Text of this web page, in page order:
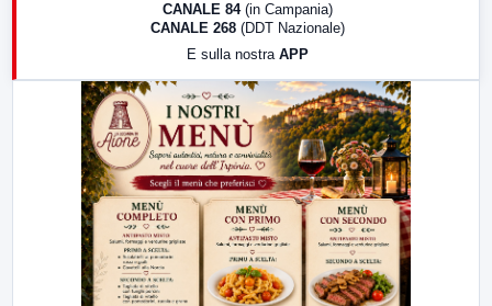
LabNews (replica)
CANALE 84 (in Campania)
CANALE 268 (DDT Nazionale)
E sulla nostra APP